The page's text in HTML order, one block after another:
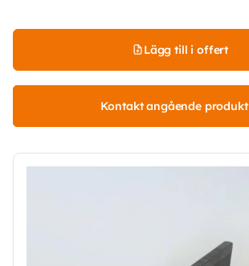
Lägg till i offert
Kontakt angående produkt